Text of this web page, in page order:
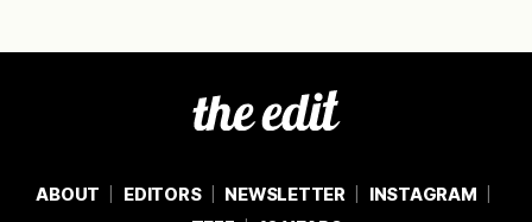
ABOUT EDITORS NEWSLETTER
INSTAGRAM